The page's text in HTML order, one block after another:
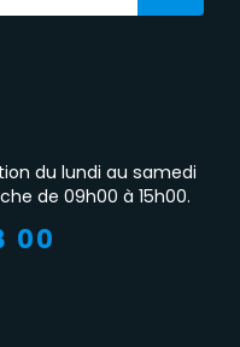
du lundi au samedi
de 09h00 à 15h00.
00